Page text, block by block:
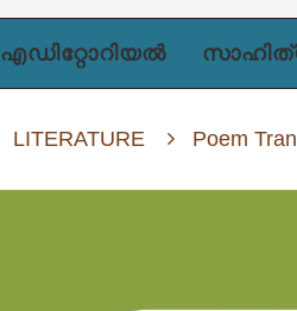
എഡിറ്റോറിയൽ
LITERATURE Poem